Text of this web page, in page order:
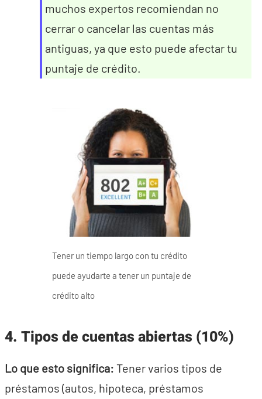
muchos expertos recomiendan no
cerrar o cancelar las cuentas más
antiguas, ya que esto puede afectar tu
puntaje de crédito.
Tener un tiempo largo con tu crédito
puede ayudarte a tener un puntaje de
crédito alto
4. Tipos de cuentas abiertas (10%)
Lo que esto significa: Tener varios tipos de
préstamos (autos, hipoteca, préstamos